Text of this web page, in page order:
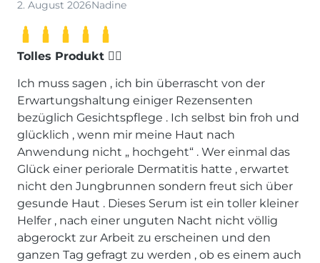
2. August 2026Nadine
Tolles Produkt 👍🏻
Ich muss sagen , ich bin überrascht von der
Erwartungshaltung einiger Rezensenten
bezüglich Gesichtspflege . Ich selbst bin froh und
glücklich , wenn mir meine Haut nach
Anwendung nicht „ hochgeht“ . Wer einmal das
Glück einer periorale Dermatitis hatte , erwartet
nicht den Jungbrunnen sondern freut sich über
gesunde Haut . Dieses Serum ist ein toller kleiner
Helfer , nach einer unguten Nacht nicht völlig
abgerockt zur Arbeit zu erscheinen und den
ganzen Tag gefragt zu werden , ob es einem auch